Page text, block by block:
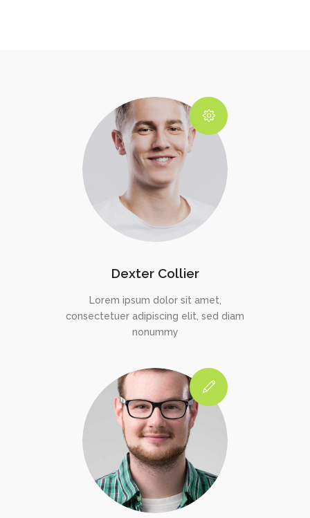
Dexter Collier
Lorem ipsum dolor sit amet,
consectetuer adipiscing elit, sed diam
nonummy